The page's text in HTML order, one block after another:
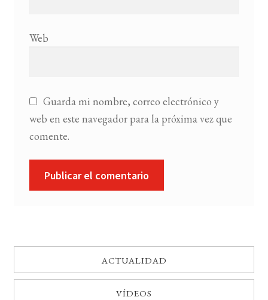
Web
Guarda mi nombre, correo electrónico y
web en este navegador para la próxima vez que
comente.
ACTUALIDAD
VÍDEOS